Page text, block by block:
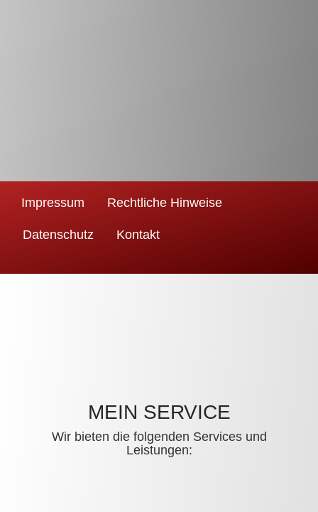
Impressum Rechtliche Hinweise
Datenschutz Kontakt
MEIN SERVICE
Wir bieten die folgenden Services und
Leistungen: